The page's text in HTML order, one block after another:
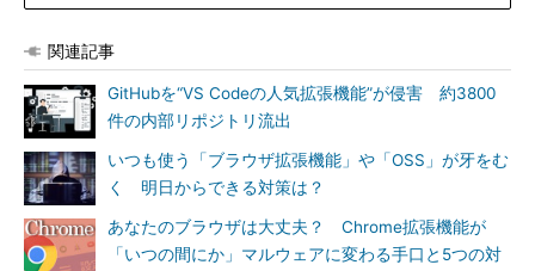
関連記事
GitHubを“VS Codeの人気拡張機能”が侵害 約3800
件の内部リポジトリ流出
いつも使う「ブラウザ拡張機能」や「OSS」が牙をむ
く 明日からできる対策は？
あなたのブラウザは大丈夫？ Chrome拡張機能が
「いつの間にか」マルウェアに変わる手口と5つの対